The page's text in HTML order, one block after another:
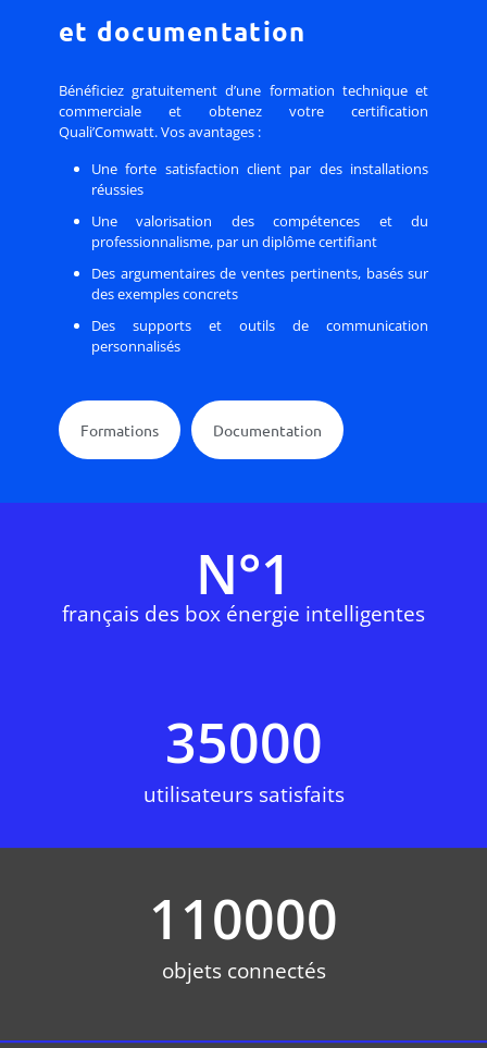
et documentation
Bénéficiez gratuitement d’une formation technique et
commerciale et obtenez votre certification
Quali’Comwatt. Vos avantages :
Une forte satisfaction client par des installations
réussies
Une valorisation des compétences et du
professionnalisme, par un diplôme certifiant
Des argumentaires de ventes pertinents, basés sur
des exemples concrets
Des supports et outils de communication
personnalisés
Formations Documentation
français des box énergie intelligentes
N°1
utilisateurs satisfaits
35000
objets connectés
110000